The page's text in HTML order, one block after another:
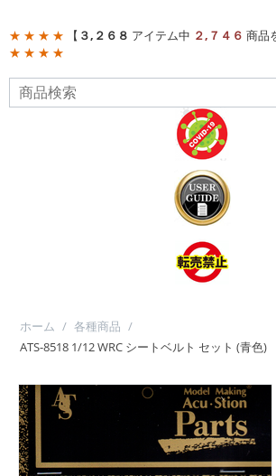
★ ★ ★ ★ 【 ３,２６８ アイテム中 ２,７４６ 商品
★ ★ ★ ★
ホーム / 各種商品 /
ATS-8518 1/12 WRC シートベルト セット (青色)